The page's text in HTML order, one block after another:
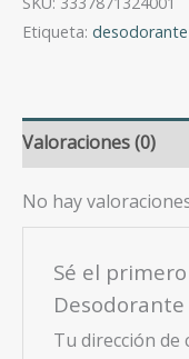
Resist
cantidad
Etiqueta: desodorante
Valoraciones (0)
No hay
Sé el
Desodorante
Tu dirección